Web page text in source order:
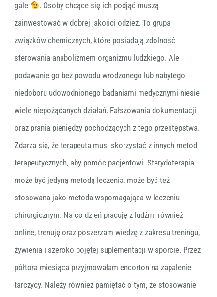
gale
. Osoby chcące się ich podjąć muszą
zainwestować w dobrej jakości odzież. To grupa
związków chemicznych, które posiadają zdolność
sterowania anabolizmem organizmu ludzkiego. Ale
podawanie go bez powodu wrodzonego lub nabytego
niedoboru udowodnionego badaniami medycznymi niesie
wiele niepożądanych działań. Fałszowania dokumentacji
oraz prania pieniędzy pochodzących z tego przestępstwa.
Zdarza się, że terapeuta musi skorzystać z innych metod
terapeutycznych, aby pomóc pacjentowi. Sterydoterapia
może być jedyną metodą leczenia, może być też
stosowana jako metoda wspomagająca w leczeniu
chirurgicznym. Na co dzień pracuję z ludźmi również
online, trenuję oraz poszerzam wiedzę z zakresu treningu,
żywienia i szeroko pojętej suplementacji w sporcie. Przez
półtora miesiąca przyjmowałam encorton na zapalenie
tarczycy. Należy również pamiętać o tym, że stosowanie